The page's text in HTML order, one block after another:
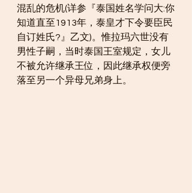
混乱的危机(详参『泰国姓名学问大:你
知道直至1913年，泰皇才下令要臣民
自订姓氏?』乙文)。惟拉玛六世没有
男性子嗣，当时泰国王室规定，女儿
不被允许继承王位，因此继承权便旁
落至另一个异母兄弟身上。